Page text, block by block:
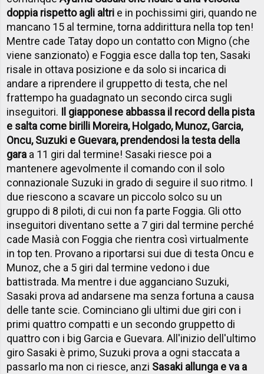
doppia rispetto agli altri e in pochissimi giri, quando ne
mancano 15 al termine, torna addirittura nella top ten!
Mentre cade Tatay dopo un contatto con Migno (che
viene sanzionato) e Foggia esce dalla top ten, Sasaki
risale in ottava posizione e da solo si incarica di
andare a riprendere il gruppetto di testa, che nel
frattempo ha guadagnato un secondo circa sugli
inseguitori. Il giapponese abbassa il record della pista
e salta come birilli Moreira, Holgado, Munoz, Garcia,
Oncu, Suzuki e Guevara, prendendosi la testa della
gara a 11 giri dal termine! Sasaki riesce poi a
mantenere agevolmente il comando con il solo
connazionale Suzuki in grado di seguire il suo ritmo. I
due riescono a scavare un piccolo solco su un
gruppo di 8 piloti, di cui non fa parte Foggia. Gli otto
inseguitori diventano sette a 7 giri dal termine perché
cade Masià con Foggia che rientra così virtualmente
in top ten. Provano a riportarsi sui due di testa Oncu e
Munoz, che a 5 giri dal termine vedono i due
battistrada. Ma mentre i due agganciano Suzuki,
Sasaki prova ad andarsene ma senza fortuna a causa
delle tante scie. Cominciano gli ultimi due giri con i
primi quattro compatti e un secondo gruppetto di
quattro con i big Garcia e Guevara. All'inizio dell'ultimo
giro Sasaki è primo, Suzuki prova a ogni staccata a
passarlo ma non ci riesce, anzi Sasaki allunga e va a